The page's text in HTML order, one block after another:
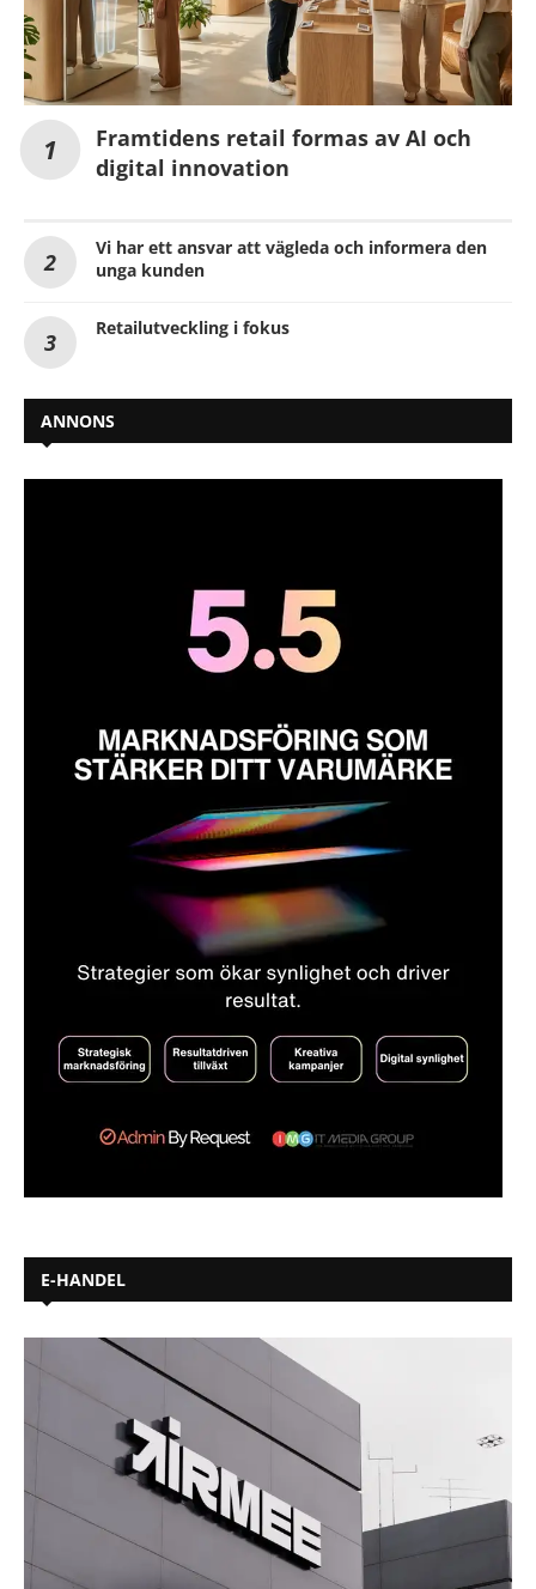
Framtidens retail formas av AI och
digital innovation
Vi har ett ansvar att vägleda och informera den
unga kunden
Retailutveckling i fokus
ANNONS
E-HANDEL